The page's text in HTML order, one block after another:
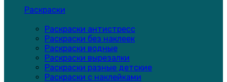
Раскраски
Раскраски антистресс
Раскраски без наклеек
Раскраски водные
Раскраски вырезалки
Раскраски разные детские
Раскраски с наклейками